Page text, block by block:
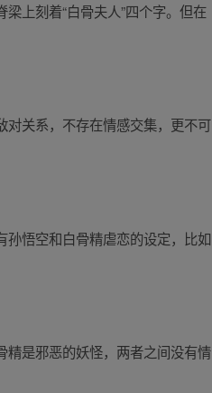
上刻着“白骨夫人”四个字。但在
对关系，不存在情感交集，更不可
悟空和白骨精虐恋的设定，比如
精是邪恶的妖怪，两者之间没有情